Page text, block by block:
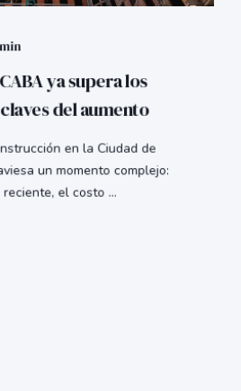
ya supera los
claves del aumento
en la Ciudad de
un momento complejo:
el costo ...